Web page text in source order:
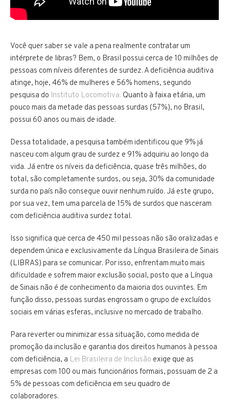
Você quer saber se vale a pena realmente contratar um
intérprete de libras? Bem, o Brasil possui cerca de 10 milhões de
pessoas com níveis diferentes de surdez. A deficiência auditiva
atinge, hoje, 46% de mulheres e 56% homens, segundo
pesquisa do Instituto Locomotiva. Quanto à faixa etária, um
pouco mais da metade das pessoas surdas (57%), no Brasil,
possui 60 anos ou mais de idade.
Dessa totalidade, a pesquisa também identificou que 9% já
nasceu com algum grau de surdez e 91% adquiriu ao longo da
vida. Já entre os níveis da deficiência, quase três milhões, do
total, são completamente surdos, ou seja, 30% da comunidade
surda no país não consegue ouvir nenhum ruído. Já este grupo,
por sua vez, tem uma parcela de 15% de surdos que nasceram
com deficiência auditiva surdez total.
Isso significa que cerca de 450 mil pessoas não são oralizadas e
dependem única e exclusivamente da Língua Brasileira de Sinais
(LIBRAS) para se comunicar. Por isso, enfrentam muito mais
dificuldade e sofrem maior exclusão social, posto que a Língua
de Sinais não é de conhecimento da maioria dos ouvintes. Em
função disso, pessoas surdas engrossam o grupo de excluídos
sociais em várias esferas, inclusive no mercado de trabalho.
Para reverter ou minimizar essa situação, como medida de
promoção da inclusão e garantia dos direitos humanos à pessoa
com deficiência, a Lei Brasileira de Inclusão exige que as
empresas com 100 ou mais funcionários formais, possuam de 2 a
5% de pessoas com deficiência em seu quadro de
colaboradores.